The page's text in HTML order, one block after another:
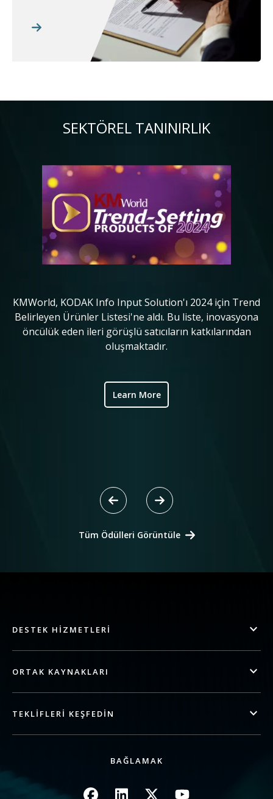
SEKTÖREL TANINIRLIK
KMWorld, KODAK Info Input Solution'ı 2024 için Trend
Belirleyen Ürünler Listesi'ne aldı. Bu liste, inovasyona
öncülük eden ileri görüşlü satıcıların katkılarından
oluşmaktadır.
Learn More
Tüm Ödülleri Görüntüle
DESTEK HIZMETLERI
ORTAK KAYNAKLARI
TEKLIFLERI KEŞFEDIN
BAĞLAMAK
Resim Resim Resim Resim